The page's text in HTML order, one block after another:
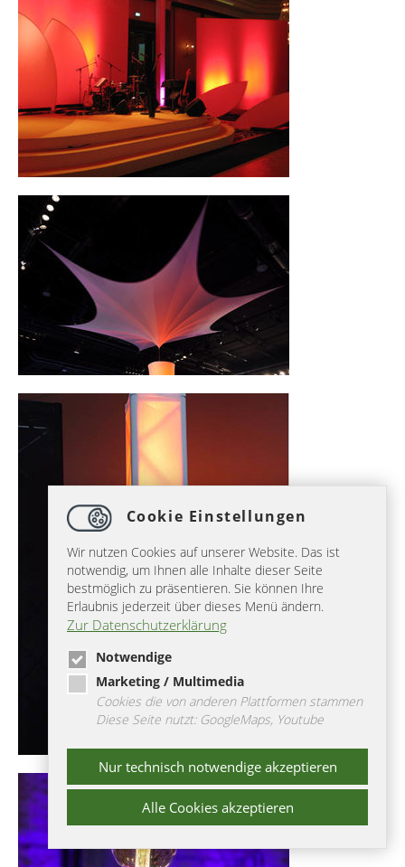
Cookie Einstellungen
Wir nutzen Cookies auf unserer Website. Das ist
notwendig, um Ihnen alle Inhalte dieser Seite
bestmöglich zu präsentieren. Sie können Ihre
Erlaubnis jederzeit über dieses Menü ändern.
Zur Datenschutzerklärung
Notwendige
Marketing / Multimedia
Cookies die von anderen Plattformen stammen
Diese Seite nutzt: GoogleMaps, Youtube
Nur technisch notwendige akzeptieren
Alle Cookies akzeptieren